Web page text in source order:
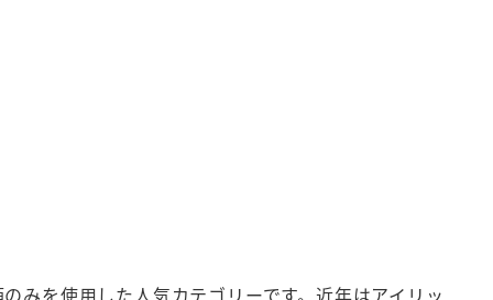
みを使用した人気カテゴリーです。近年はアイリッ